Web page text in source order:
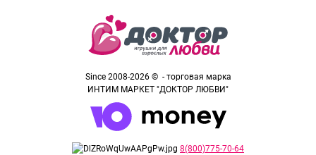
Since 2008-2026 © - торговая марка
ИНТИМ МАРКЕТ "ДОКТОР ЛЮБВИ"
8(800)775-70-64